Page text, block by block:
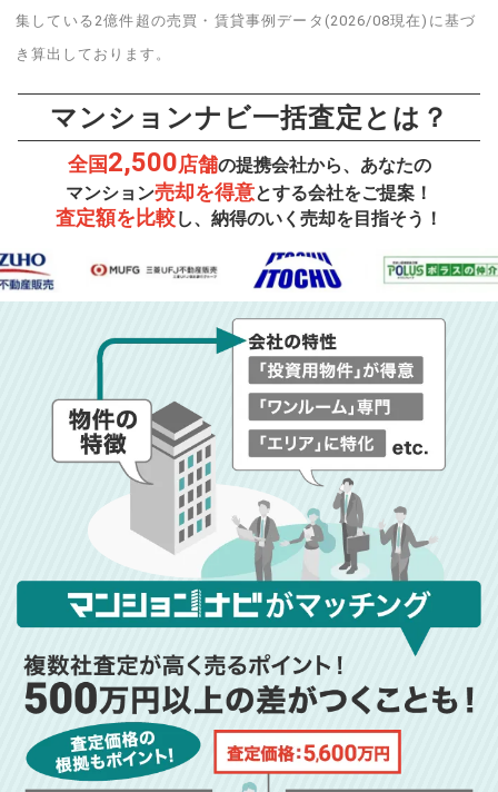
集している2億件超の売買・賃貸事例データ(2026/08現在)に基づ
き算出しております。
マンションナビ一括査定とは？
全国2,500店舗の提携会社から、あなたの
マンション売却を得意とする会社をご提案！
査定額を比較し、納得のいく売却を目指そう！